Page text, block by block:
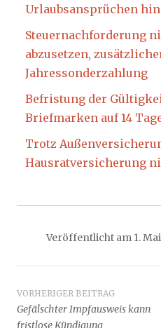
Urlaubsansprüchen
Steuernachforderung
abzusetzen,
Jahressonderzahlung
Befristung der
Briefmarken auf 14
Trotz
Hausratversicherung
Veröffentlicht am 1.
Beitragsnavigation
VORHERIGER BEITRAG
Gefälschter Impfausweis kann
fristlose Kündigung